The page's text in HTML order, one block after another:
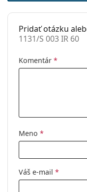
Pridať otázku
1131/S 003 IR 60
Komentár *
Meno *
Váš e-mail *